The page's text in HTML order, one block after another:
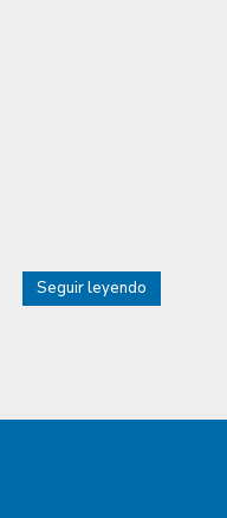
Seguir leyendo